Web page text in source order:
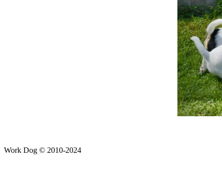
Work Dog © 2010-2024